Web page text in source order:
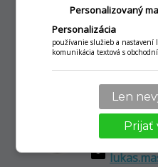
Náš tím pre vás
ponuku a
Lukáš
iKelp
phone_android +421
email
Personalizovaný
Personalizácia
používanie služieb a nastavení
komunikácia textová s
Len
Prijať